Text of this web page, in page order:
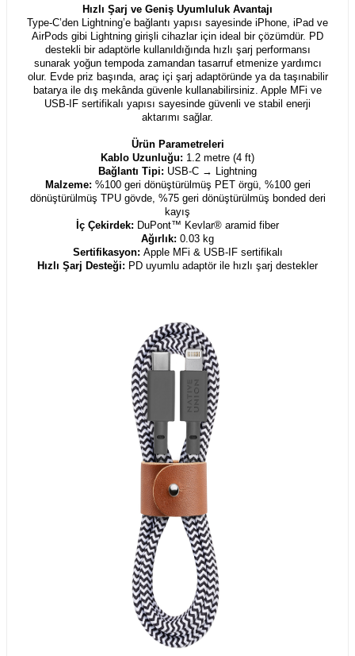
Hızlı Şarj ve Geniş Uyumluluk Avantajı
Type-C’den Lightning’e bağlantı yapısı sayesinde iPhone, iPad ve
AirPods gibi Lightning girişli cihazlar için ideal bir çözümdür. PD
destekli bir adaptörle kullanıldığında hızlı şarj performansı
sunarak yoğun tempoda zamandan tasarruf etmenize yardımcı
olur. Evde priz başında, araç içi şarj adaptöründe ya da taşınabilir
batarya ile dış mekânda güvenle kullanabilirsiniz. Apple MFi ve
USB-IF sertifikalı yapısı sayesinde güvenli ve stabil enerji
aktarımı sağlar.
Ürün Parametreleri
Kablo Uzunluğu: 1.2 metre (4 ft)
Bağlantı Tipi: USB-C → Lightning
Malzeme: %100 geri dönüştürülmüş PET örgü, %100 geri
dönüştürülmüş TPU gövde, %75 geri dönüştürülmüş bonded deri
kayış
İç Çekirdek: DuPont™ Kevlar® aramid fiber
Ağırlık: 0.03 kg
Sertifikasyon: Apple MFi & USB-IF sertifikalı
Hızlı Şarj Desteği: PD uyumlu adaptör ile hızlı şarj destekler